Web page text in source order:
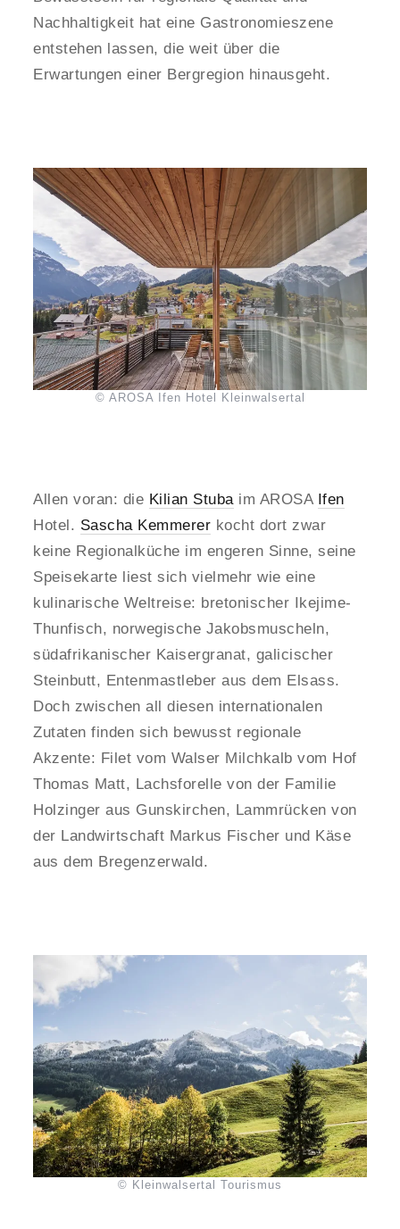
Nachhaltigkeit hat eine Gastronomieszene
entstehen lassen, die weit über die
Erwartungen einer Bergregion hinausgeht.
© AROSA Ifen Hotel Kleinwalsertal
Allen voran: die Kilian Stubaim AROSA Ifen
Hotel. Sascha Kemmerer kocht dort zwar
keine Regionalküche im engeren Sinne, seine
Speisekarte liest sich vielmehr wie eine
kulinarische Weltreise: bretonischer Ikejime-
Thunfisch, norwegische Jakobsmuscheln,
südafrikanischer Kaisergranat, galicischer
Steinbutt, Entenmastleber aus dem Elsass.
Doch zwischen all diesen internationalen
Zutaten finden sich bewusst regionale
Akzente: Filet vom Walser Milchkalb vom Hof
Thomas Matt, Lachsforelle von der Familie
Holzinger aus Gunskirchen, Lammrücken von
der Landwirtschaft Markus Fischer und Käse
aus dem Bregenzerwald.
© Kleinwalsertal Tourismus